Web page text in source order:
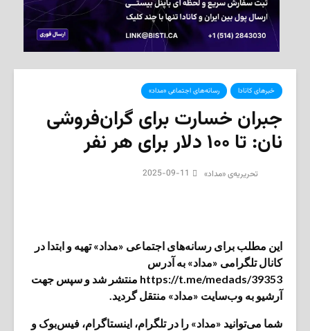
خبرهای کانادا رسانه‌های اجتماعی «مداد»
جبران خسارت برای گران‌فروشی
نان: تا ۱۰۰ دلار برای هر نفر
تحریریه‌ی «مداد» 2025-09-11
این مطلب برای رسانه‌های اجتماعی «مداد» تهیه و ابتدا در
کانال تلگرامی «مداد» به آدرس
https://t.me/medads/39353 منتشر شد و سپس جهت
آرشیو به وب‌سایت «مداد» منتقل گردید.
شما می‌توانید «مداد» را در تلگرام، اینستاگرام، فیس‌بوک و